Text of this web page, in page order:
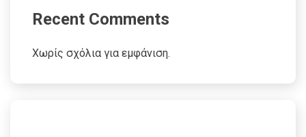
Recent Comments
Χωρίς σχόλια για εμφάνιση.